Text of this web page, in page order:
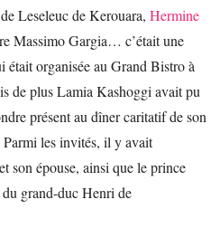
Leseleuc de Kerouara, Hermine
Massimo Gargia… c’était une
était organisée au Grand Bistro à
de plus Lamia Kashoggi avait pu
présent au dîner caritatif de son
les invités, il y avait
son épouse, ainsi que le prince
grand-duc Henri de